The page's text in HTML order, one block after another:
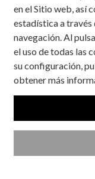
en el Sitio web, así
estadística a través
navegación. Al
el uso de todas las
su configuración,
obtener más
Navegando por
publicamos hace ya
alimentarios,
Asociación para la
decidido a
está viviendo y con
adolescentes pasen
necesitas, o bien
área de Psicología
delCanal Consulta